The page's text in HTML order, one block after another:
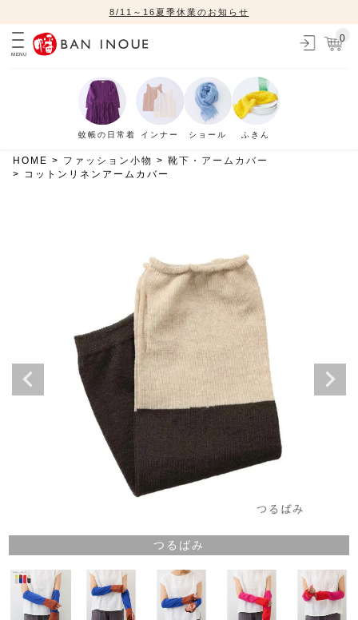
8/11～16夏季休業のお知らせ
MENU
0
蚊帳の日常着 インナー ショール ふきん
HOME ファッション小物
靴下・アームカバー
コットンリネンアームカバー
つるばみ